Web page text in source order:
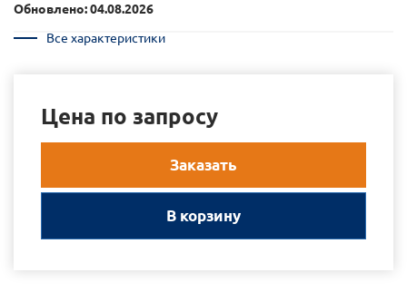
Обновлено: 04.08.2026
Все характеристики
Цена по запросу
Заказать
В корзину